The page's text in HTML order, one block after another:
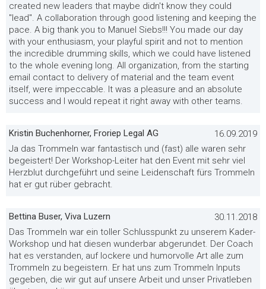
created new leaders that maybe didn't know they could
"lead". A collaboration through good listening and keeping the
pace. A big thank you to Manuel Siebs!!! You made our day
with your enthusiasm, your playful spirit and not to mention
the incredible drumming skills, which we could have listened
to the whole evening long. All organization, from the starting
email contact to delivery of material and the team event
itself, were impeccable. It was a pleasure and an absolute
success and I would repeat it right away with other teams.
Kristin Buchenhorner, Froriep Legal AG
16.09.2019
Ja das Trommeln war fantastisch und (fast) alle waren sehr
begeistert! Der Workshop-Leiter hat den Event mit sehr viel
Herzblut durchgeführt und seine Leidenschaft fürs Trommeln
hat er gut rüber gebracht.
Bettina Buser, Viva Luzern
30.11.2018
Das Trommeln war ein toller Schlusspunkt zu unserem Kader-
Workshop und hat diesen wunderbar abgerundet. Der Coach
hat es verstanden, auf lockere und humorvolle Art alle zum
Trommeln zu begeistern. Er hat uns zum Trommeln Inputs
gegeben, die wir gut auf unsere Arbeit und unser Privatleben